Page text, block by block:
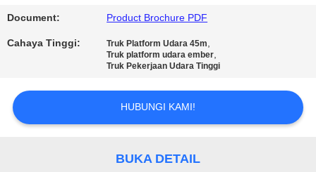
KAMI
PERMINTAAN
PENAWARAN
Document: Product Brochure PDF
Cahaya Tinggi: Truk Platform Udara 45m,
Truk platform udara ember,
Truk Pekerjaan Udara Tinggi
HUBUNGI KAMI!
BUKA DETAIL